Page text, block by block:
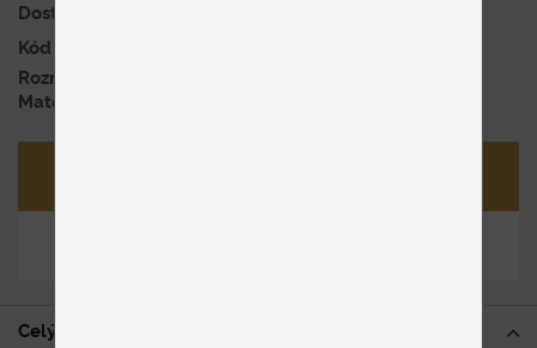
Dostupnosť
Kód produktu
Rozmer
Materiál
Celý popis